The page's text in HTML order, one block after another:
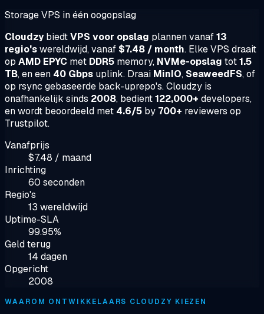
Storage VPS in één oogopslag
CloudzybiedtVPS voor opslag plannen vanaf13
regio'swereldwijd, vanaf $7.48 / month. Elke VPS draait
op AMD EPYC met DDR5 memory, NVMe-opslag tot1.5
TB, en een 40 Gbps uplink. Draai MinIO, SeaweedFS, of
op rsync gebaseerde back-uprepo's. Cloudzy is
onafhankelijk sinds 2008, bedient122,000+ developers,
en wordt beoordeeld met 4.6/5 by 700+ reviewers op
Trustpilot.
Vanafprijs
$7.48 / maand
Inrichting
60 seconden
Regio's
13 wereldwijd
Uptime-SLA
99.95%
Geld terug
14 dagen
Opgericht
2008
WAAROM ONTWIKKELAARS CLOUDZY KIEZEN